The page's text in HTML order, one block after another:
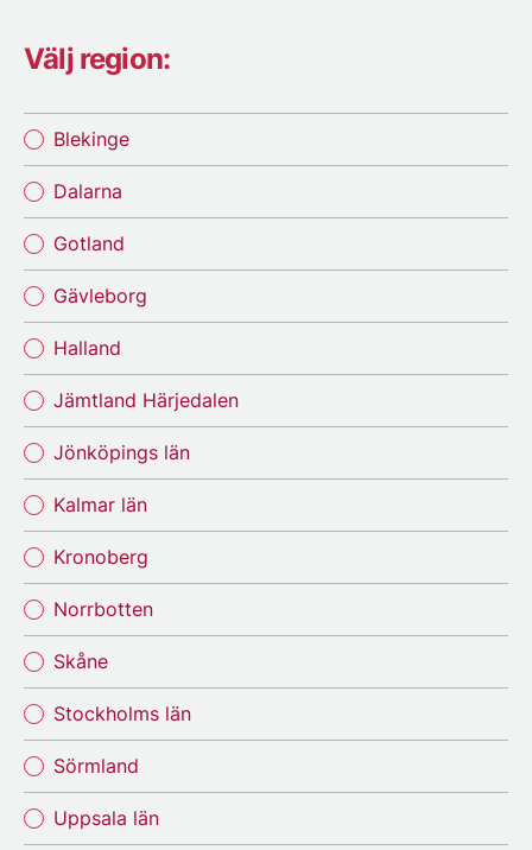
Välj region:
Blekinge
Dalarna
Gotland
Gävleborg
Halland
Jämtland Härjedalen
Jönköpings län
Kalmar län
Kronoberg
Norrbotten
Skåne
Stockholms län
Sörmland
Uppsala län